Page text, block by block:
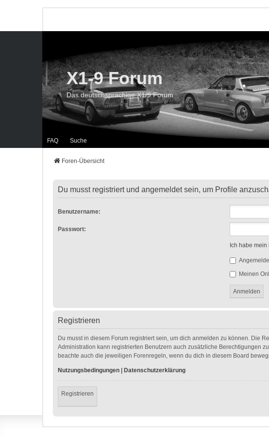
FAQ Suche
X1-9 Forum
Das deutschsprachige X1/9 Forum
Foren-Übersicht
Du musst registriert und angemeldet sein, um Profile
Benutzername:
Passwort:
Ich habe
Meinen
Registrieren
Du musst in diesem Forum registriert sein, um dich anmelden zu können. Die
Administration kann registrierten Benutzern auch zusätzliche Berechtigungen
beachte auch die jeweiligen Forenregeln, wenn du dich in diesem Board
Nutzungsbedingungen Datenschutzerklärung
Registrieren